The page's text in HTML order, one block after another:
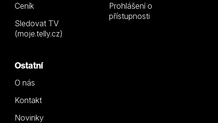
Ceník
Sledovat TV
(moje.telly.cz)
Prohlášení o
přístupnosti
Ostatní
O nás
Kontakt
Novinky